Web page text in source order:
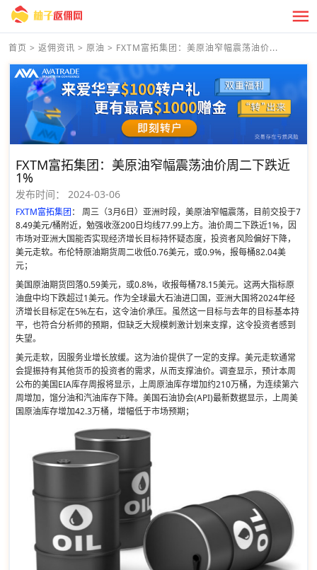
首页 > 返佣资讯 > 原油 > FXTM富拓集团：美原油窄幅震荡油价...
FXTM富拓集团：美原油窄幅震荡油价周二下跌近
1%
发布时间： 2024-03-06
FXTM富拓集团： 周三（3月6日）亚洲时段，美原油窄幅震荡，目前交投于7
8.49美元/桶附近，勉强收涨200日均线77.99上方。油价周二下跌近1%，因
市场对亚洲大国能否实现经济增长目标持怀疑态度，投资者风险偏好下降，
美元走软。布伦特原油期货周二收低0.76美元，或0.9%，报每桶82.04美
元；
美国原油期货回落0.59美元，或0.8%，收报每桶78.15美元。这两大指标原
油盘中均下跌超过1美元。作为全球最大石油进口国，亚洲大国将2024年经
济增长目标定在5%左右，这令油价承压。虽然这一目标与去年的目标基本持
平，也符合分析师的预期，但缺乏大规模刺激计划来支撑，这令投资者感到
失望。
美元走软，因服务业增长放缓。这为油价提供了一定的支撑。美元走软通常
会提振持有其他货币的投资者的需求，从而支撑油价。调查显示，预计本周
公布的美国EIA库存周报将显示，上周原油库存增加约210万桶，为连续第六
周增加，馏分油和汽油库存下降。美国石油协会(API)最新数据显示，上周美
国原油库存增加42.3万桶，增幅低于市场预期；